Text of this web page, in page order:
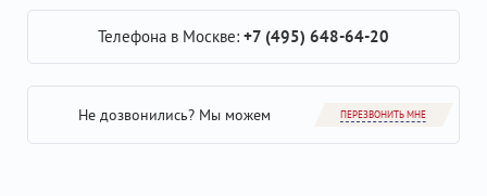
Телефона в Москве: +7 (495) 648-64-20
Не дозвонились? Мы можем ПЕРЕЗВОНИТЬ МНЕ